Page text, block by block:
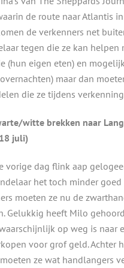
de route naar Atlantis
de verkenners net
tegen die ze kan
(hun eigen eten) en
maar dan
die ze tijdens
witte brekken naar
juli)
vorige dag flink aap
het toch minder
moeten ze nu de
Gelukkig heeft Milo
op weg is naar
voor grof geld. Achter
ze wat handlangers